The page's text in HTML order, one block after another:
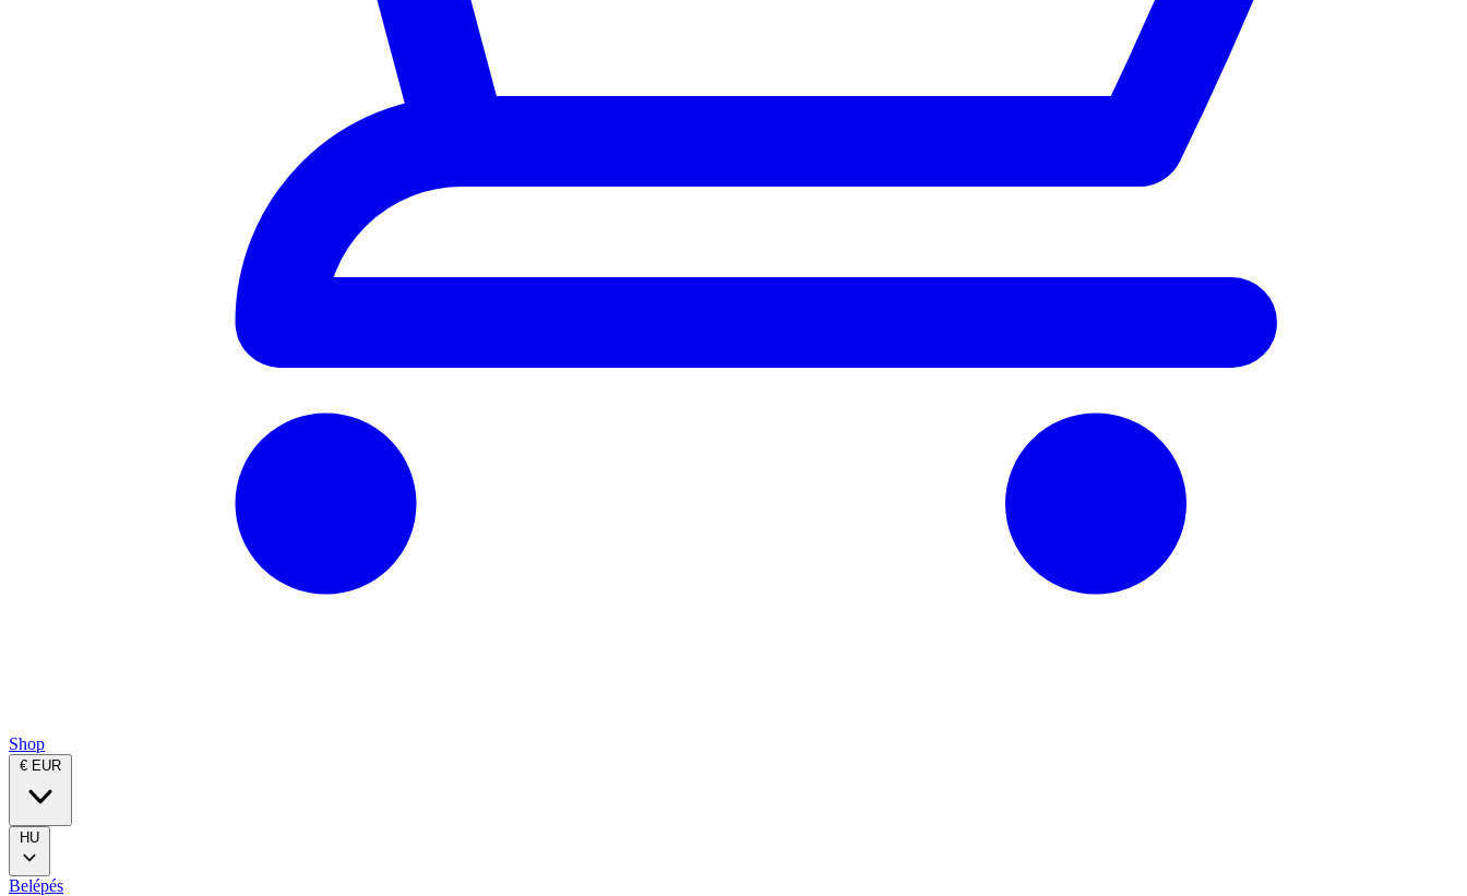
Shop
€ EUR
HU
Belépés